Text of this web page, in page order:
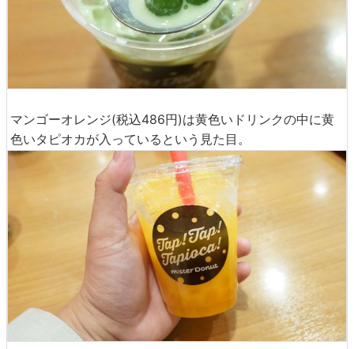
マンゴーオレンジ(税込486円)は黄色いドリンクの中に黄
色いタピオカが入っているという見た目。